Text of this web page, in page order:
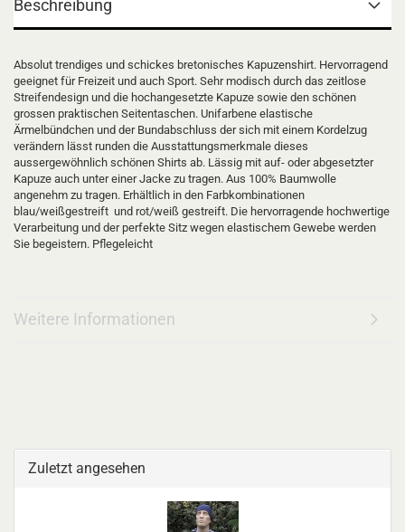
Beschreibung
Absolut trendiges und schickes bretonisches Kapuzenshirt. Hervorragend
geeignet für Freizeit und auch Sport. Sehr modisch durch das zeitlose
Streifendesign und die hochangesetzte Kapuze sowie den schönen
grossen praktischen Seitentaschen. Unifarbene elastische
Ärmelbündchen und der Bundabschluss der sich mit einem Kordelzug
verändern lässt runden die Ausstattungsmerkmale dieses
aussergewöhnlich schönen Shirts ab. Lässig mit auf- oder abgesetzter
Kapuze auch unter einer Jacke zu tragen. Aus 100% Baumwolle
angenehm zu tragen. Erhältlich in den Farbkombinationen
blau/weißgestreift und rot/weiß gestreift. Die hervorragende hochwertige
Verarbeitung und der perfekte Sitz wegen elastischem Gewebe werden
Sie begeistern. Pflegeleicht
Weitere Informationen
Zuletzt angesehen